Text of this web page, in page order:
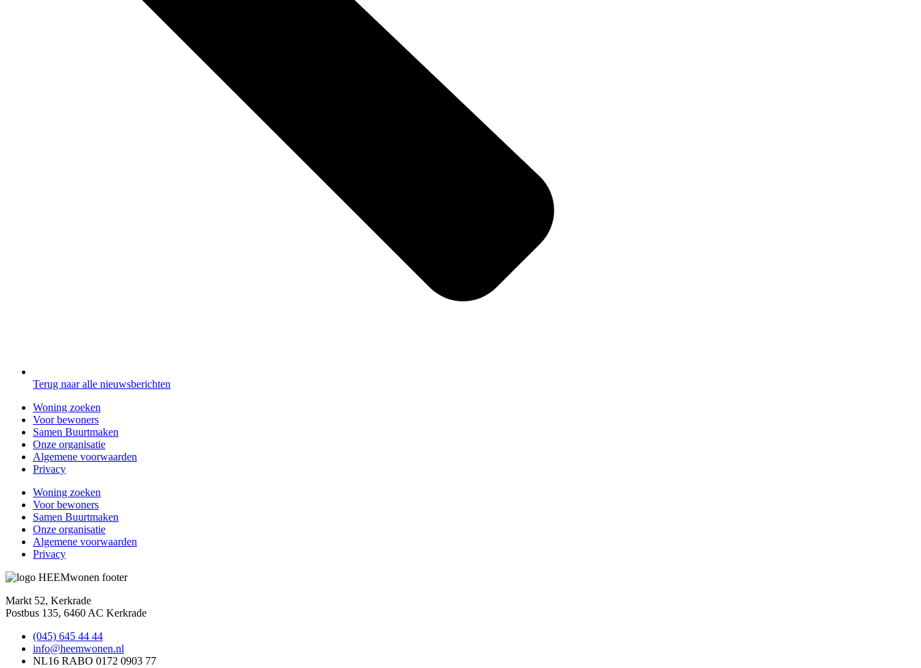
Terug naar alle nieuwsberichten
Woning zoeken
Voor bewoners
Samen Buurtmaken
Onze organisatie
Algemene voorwaarden
Privacy
Woning zoeken
Voor bewoners
Samen Buurtmaken
Onze organisatie
Algemene voorwaarden
Privacy
Markt 52, Kerkrade
Postbus 135, 6460 AC Kerkrade
(045) 645 44 44
info@heemwonen.nl
NL16 RABO 0172 0903 77